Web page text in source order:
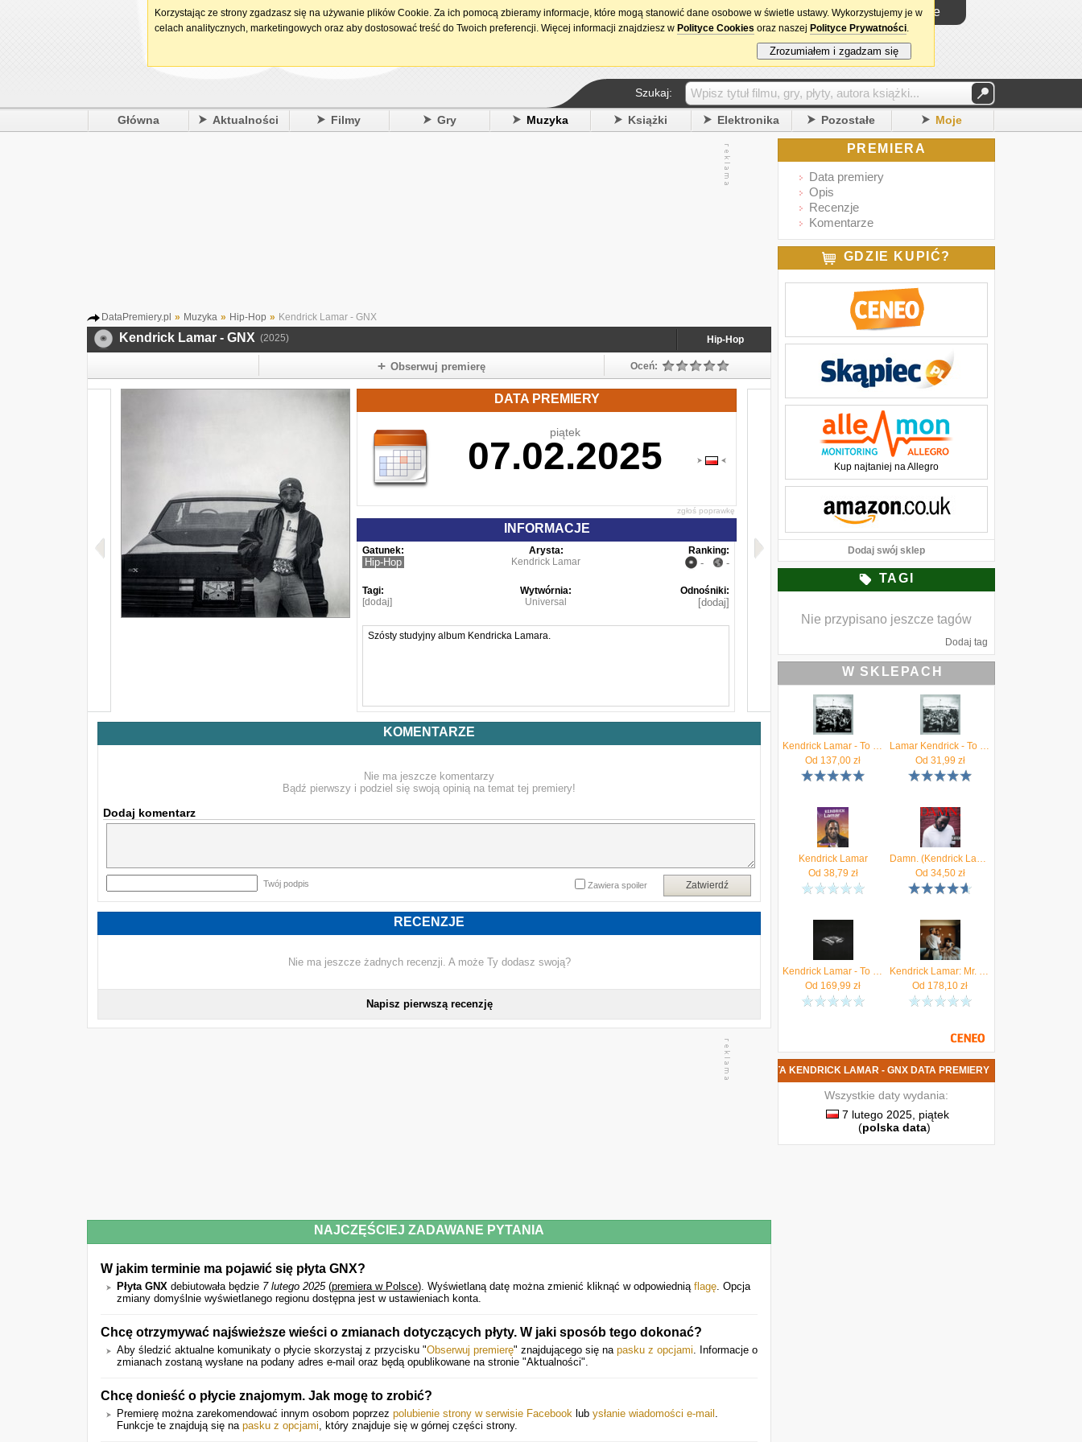
15. urodziny DataPremiery.pl Logowanie
Szukaj:
Główna Aktualności Filmy Gry Muzyka Książki Elektronika Pozostałe Moje
DataPremiery.pl » Muzyka » Hip-Hop » Kendrick Lamar - GNX
Kendrick Lamar - GNX (2025) Hip-Hop
Obserwuj premierę Oceń:
DATA PREMIERY
piątek
07.02.2025
zgłoś poprawkę
INFORMACJE
Gatunek:
Hip-Hop
Arysta:
Kendrick Lamar
Ranking:
- -
Tagi:
[dodaj]
Wytwórnia:
Universal
Odnośniki:
[dodaj]
Szósty studyjny album Kendricka Lamara.
Tracklista:
tv off
peekaboo
KOMENTARZE
Nie ma jeszcze komentarzy
Bądź pierwszy i podziel się swoją opinią na temat tej premiery!
Dodaj komentarz
Twój podpis Zatwierdź
Zawiera spoiler
RECENZJE
Nie ma jeszcze żadnych recenzji. A może Ty dodasz swoją?
Napisz pierwszą recenzję
NAJCZĘŚCIEJ ZADAWANE PYTANIA
W jakim terminie ma pojawić się płyta GNX?
Płyta GNX debiutowała będzie 7 lutego 2025(premiera w Polsce). Wyświetlaną datę można zmienić kliknąć w odpowiednią flagę. Opcja
zmiany domyślnie wyświetlanego regionu dostępna jest w ustawieniach konta.
Chcę otrzymywać najświeższe wieści o zmianach dotyczących płyty. W jaki sposób tego dokonać?
Aby śledzić aktualne komunikaty o płycie skorzystaj z przycisku "Obserwuj premierę" znajdującego się na pasku z opcjami. Informacje o
zmianach zostaną wysłane na podany adres e-mail oraz będą opublikowane na stronie "Aktualności".
Chcę donieść o płycie znajomym. Jak mogę to zrobić?
Premierę można zarekomendować innym osobom poprzez polubienie strony w serwisie Facebook lub ysłanie wiadomości e-mail .
Funkcje te znajdują się na pasku z opcjami, który znajduje się w górnej części strony.
PREMIERA
Data premiery
Opis
Recenzje
Komentarze
GDZIE KUPIĆ?
Kup najtaniej na Allegro
Dodaj swój sklep
TAGI
Nie przypisano jeszcze tagów
Dodaj tag
W SKLEPACH
Kendrick Lamar - To Pimp A Butterfly (Winyl)
Od 137,00 zł
Lamar Kendrick - To Pimp A Butterfly (CD)
Od 31,99 zł
Kendrick Lamar
Od 38,79 zł
Damn. (Kendrick Lamar) (CD)
Od 34,50zł
Kendrick Lamar - To Pimp A Buttefrly (10th Anniversary) (2xWinyl)
Od 169,99 zł
Kendrick Lamar: Mr. Morale & The Big Steppers [2xWinyl]
Od 178,10 zł
NOWA PŁYTA KENDRICK LAMAR - GNX DATA PREMIERY
Wszystkie daty wydania:
7 lutego 2025, piątek
(polska data)
Korzystając ze strony zgadzasz się na używanie plików Cookie. Za ich pomocą zbieramy informacje, które mogą stanowić dane osobowe w świetle ustawy. Wykorzystujemy je w
celach analitycznych, marketingowych oraz aby dostosować treść do Twoich preferencji. Więcej informacji znajdziesz w Polityce Cookies oraz naszej Polityce Prywatności.
Zrozumiałem i zgadzam się